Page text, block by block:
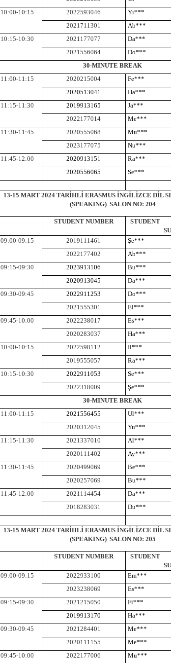
10:00-10:15 2022593046
Yı***
2021711301
Ab***
10:15-10:30 2021177077
Da***
2021556064
Do***
30-MINUTE BREAK
11:00-11:15 2020215004
Fe***
2020513041
Ha***
11:15-11:30 2019913165
Ja***
2022177014
Me***
11:30-11:45 2020555068
Mu***
2023177075
Nu***
11:45-12:00 2020913151
Ra***
2020556065 Se***
13-15 MART 2024 TARİHLİ ERASMUS İNGİLİZCE DİL
(SPEAKING) SALON NO: 204
STUDENT NUMBER
09:00-09:15 2019111461
Şe***
2022177402
Ab***
09:15-09:30 2023913106
Bu***
2020913045
Da***
09:30-09:45 2022911253
Do***
2021555301
El***
09:45-10:00 2022238017
Es***
2020283037
Ha***
10:00-10:15 2022598112
Il***
2019555057
Ra***
10:15-10:30 2022911053
Se***
2022318009
Şe***
30-MINUTE BREAK
11:00-11:15 2021556455
Ul***
2020312045
Yu***
11:15-11:30 2021337010
Al***
2020111402
Ay***
11:30-11:45 2020499069
Be***
2020257069
Bu***
11:45-12:00 2021114454
Da***
2018283031 Du***
13-15 MART 2024 TARİHLİ ERASMUS İNGİLİZCE DİL
(SPEAKING) SALON NO: 205
STUDENT NUMBER
09:00-09:15 2022933100
Em***
2023238069
Es***
09:15-09:30 2021215050
Fi***
2019913170
Ha***
09:30-09:45 2021284401
Me***
2020111155
Me***
09:45-10:00 2022177006 Mu***